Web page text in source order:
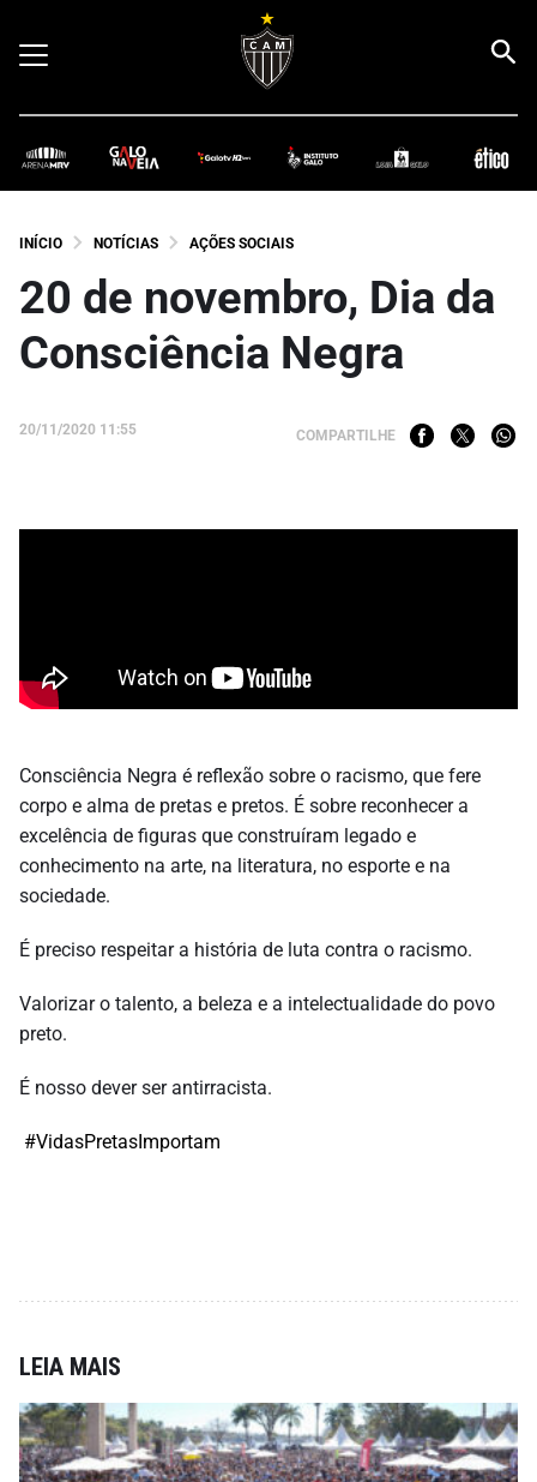
INÍCIO NOTÍCIAS AÇÕES SOCIAIS
20 de novembro, Dia da
Consciência Negra
20/11/2020 11:55 COMPARTILHE
Consciência Negra é reflexão sobre o racismo, que fere
corpo e alma de pretas e pretos. É sobre reconhecer a
excelência de figuras que construíram legado e
conhecimento na arte, na literatura, no esporte e na
sociedade.
É preciso respeitar a história de luta contra o racismo.
Valorizar o talento, a beleza e a intelectualidade do povo
preto.
É nosso dever ser antirracista.
#VidasPretasImportam
LEIA MAIS